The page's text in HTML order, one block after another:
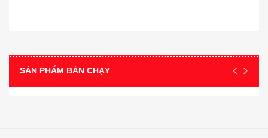
SẢN PHẨM BÁN CHẠY